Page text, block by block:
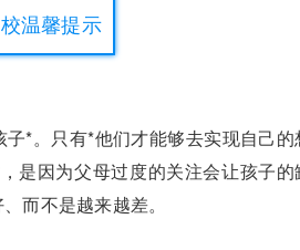
温馨提示
*。只有*他们才能够去实现自己的
是因为父母过度的关注会让孩子的
而不是越来越差。